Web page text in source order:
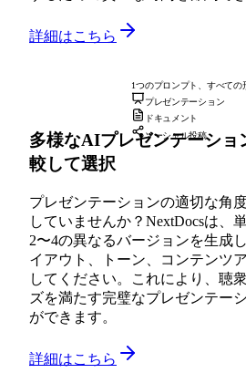
詳細はこちら
1つのプロンプト、すべての
プレゼンテーション
ドキュメント
ソーシャル投稿
多様なAIプレゼンテーショ
較して選択
プレゼンテーションの適切な角
していませんか？NextDocsは、
2〜4の異なるバージョンを生成
イアウト、トーン、コンテンツ
してください。これにより、聴
ズを満たす完璧なプレゼンテー
ができます。
詳細はこちら